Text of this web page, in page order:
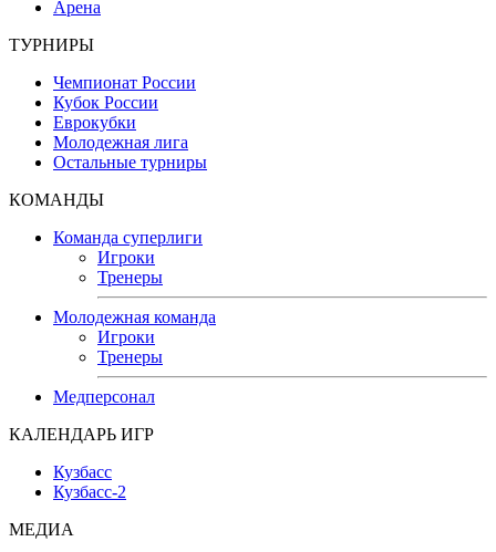
Арена
ТУРНИРЫ
Чемпионат России
Кубок России
Еврокубки
Молодежная лига
Остальные турниры
КОМАНДЫ
Команда суперлиги
Игроки
Тренеры
Молодежная команда
Игроки
Тренеры
Медперсонал
КАЛЕНДАРЬ ИГР
Кузбасс
Кузбасс-2
МЕДИА